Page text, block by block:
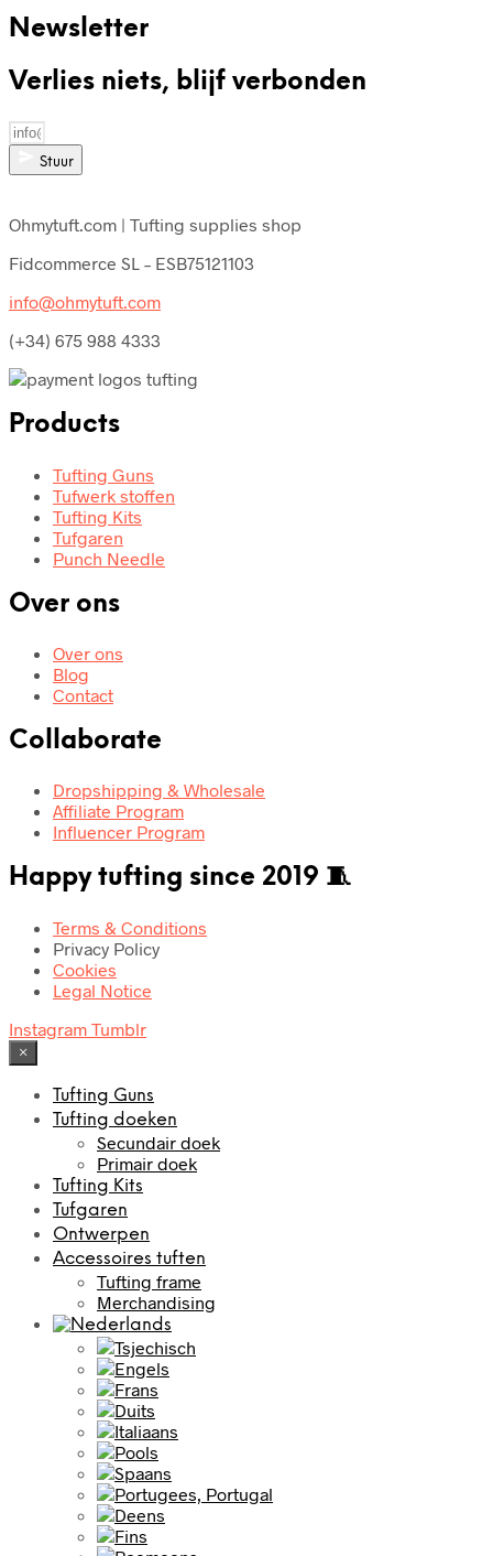
Newsletter
Verlies niets, blijf verbonden
Stuur
Ohmytuft.com | Tufting supplies shop
Fidcommerce SL – ESB75121103
info@ohmytuft.com
(+34) 675 988 4333
Products
Tufting Guns
Tufwerk stoffen
Tufting Kits
Tufgaren
Punch Needle
Over ons
Over ons
Blog
Contact
Collaborate
Dropshipping & Wholesale
Affiliate Program
Influencer Program
Happy tufting since 2019 🧵
Terms & Conditions
Privacy Policy
Cookies
Legal Notice
Instagram Tumblr
×
Tufting Guns
Tufting doeken
Secundair doek
Primair doek
Tufting Kits
Tufgaren
Ontwerpen
Accessoires tuften
Tufting frame
Merchandising